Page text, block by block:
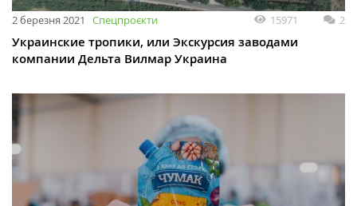
2 березня 2021 Спецпроєкти 15971 2
Украинские тропики, или Экскурсия заводами
компании Дельта Вилмар Украина